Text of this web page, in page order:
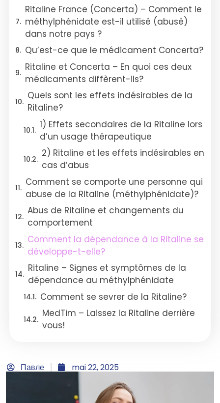
Павле mai 22, 2025
Ritaline France (Concerta) – Comment le
méthylphénidate est-il utilisé (abusé)
dans notre pays ?
Qu’est-ce que le médicament Concerta?
Ritaline et Concerta – En quoi ces deux
médicaments diffèrent-ils?
Quels sont les effets indésirables de la
Ritaline?
1) Effets secondaires de la Ritaline lors
d’un usage thérapeutique
2) Ritaline et les effets indésirables en
cas d’abus
Comment se comporte une personne qui
abuse de la Ritaline (méthylphénidate)?
Abus de Ritaline et changements du
comportement
Comment la dépendance à la Ritaline se
développe-t-elle?
Ritaline – Signes et symptômes de la
dépendance au méthylphénidate
Comment se sevrer de la Ritaline?
MedTim – Laissez la Ritaline derrière
vous!